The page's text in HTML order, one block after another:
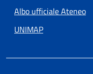
Albo ufficiale Ateneo
UNIMAP